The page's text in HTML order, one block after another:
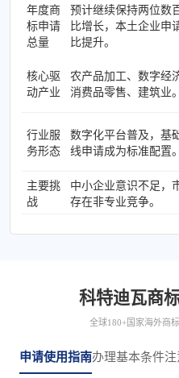
年度商
标申请
总量
预计继续保持两位数
比增长，本土企业申
比提升。
核心驱
动产业
农产品加工、数字经
消费品零售、建筑业。
行业服
务形态
数字化平台普及，基
线申请成为标准配置。
主要挑
战
中小企业意识不足，
存在非专业竞争。
科特迪瓦商
全球180+国家海外商
申请使用指南办理基本条件注